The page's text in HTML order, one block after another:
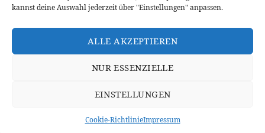
kannst deine Auswahl jederzeit über "Einstellungen" anpassen.
ALLE AKZEPTIEREN
NUR ESSENZIELLE
EINSTELLUNGEN
Cookie-RichtlinieImpressum
IN DEN WARENKORB
VERTRAG WIDERRUFEN